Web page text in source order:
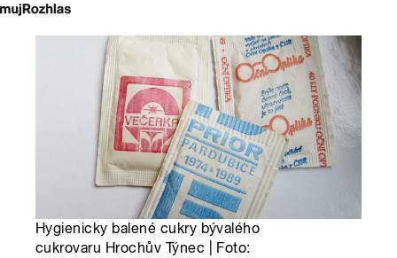
Hygienicky balené cukry bývalého
cukrovaru Hrochův Týnec | Foto: